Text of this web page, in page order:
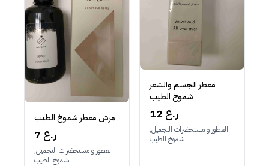
مرش معطر شموخ الطيب
7 ر.ع
العطور و مستحضرات التجميل,
شموخ الطيب
معطر الجسم والشعر
شموخ الطيب
12 ر.ع
العطور و مستحضرات التجميل,
شموخ الطيب